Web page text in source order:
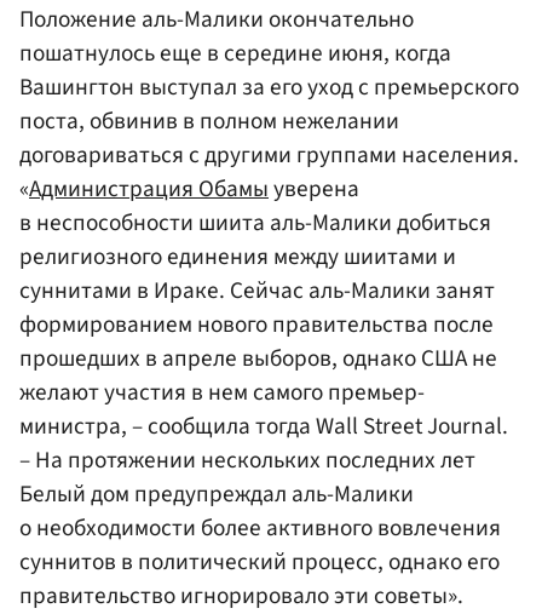
Положение аль-Малики окончательно
пошатнулось еще в середине июня, когда
Вашингтон выступал за его уход с премьерского
поста, обвинив в полном нежелании
договариваться с другими группами населения.
«Администрация Обамыуверена
в неспособности шиита аль-Малики добиться
религиозного единения между шиитами и
суннитами в Ираке. Сейчас аль-Малики занят
формированием нового правительства после
прошедших в апреле выборов, однако США не
желают участия в нем самого премьер-
министра, – сообщила тогда Wall Street Journal.
– На протяжении нескольких последних лет
Белый дом предупреждал аль-Малики
о необходимости более активного вовлечения
суннитов в политический процесс, однако его
правительство игнорировало эти советы».